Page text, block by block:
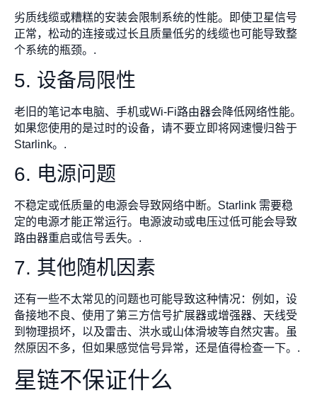
劣质线缆或糟糕的安装会限制系统的性能。即使卫星信号
正常，松动的连接或过长且质量低劣的线缆也可能导致整
个系统的瓶颈。.
5. 设备局限性
老旧的笔记本电脑、手机或Wi-Fi路由器会降低网络性能。
如果您使用的是过时的设备，请不要立即将网速慢归咎于
Starlink。.
6. 电源问题
不稳定或低质量的电源会导致网络中断。Starlink 需要稳
定的电源才能正常运行。电源波动或电压过低可能会导致
路由器重启或信号丢失。.
7. 其他随机因素
还有一些不太常见的问题也可能导致这种情况：例如，设
备接地不良、使用了第三方信号扩展器或增强器、天线受
到物理损坏，以及雷击、洪水或山体滑坡等自然灾害。虽
然原因不多，但如果感觉信号异常，还是值得检查一下。.
星链不保证什么